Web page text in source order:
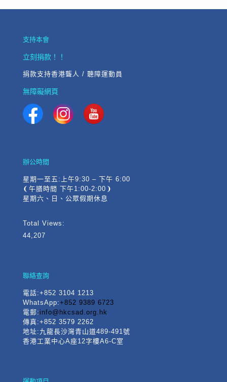
支持本會
立刻捐款！！
捐款支持香港聾人 / 聽障運動員
無障礙網頁
辦公時間
星期一至五:上午9:30 – 下午 6:00
❨午膳時間 下午1:00-2:00❩
星期六、日、公眾假期休息
Total Views:
44,207
聯絡查詢
電話:+852 3104 1213
WhatsApp:+852 9389 6723
電郵: info@hkcsad.org.hk
傳真:+852 3579 2262
地址:九龍長沙灣青山道489-491號
香港工業中心A座12字樓A6-C室